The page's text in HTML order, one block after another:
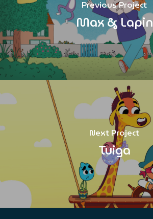
Previous Project
Max & Lapin
Next Project
Tuiga